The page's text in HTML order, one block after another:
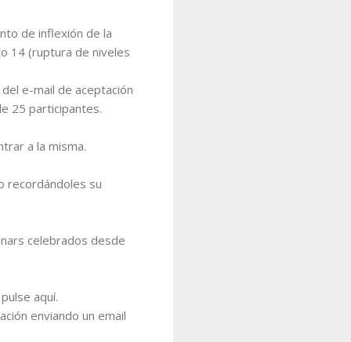
de inflexión de la
14 (ruptura de niveles
e-mail de aceptación
25 participantes.
a la misma.
recordándoles su
celebrados desde
aquí.
enviando un email